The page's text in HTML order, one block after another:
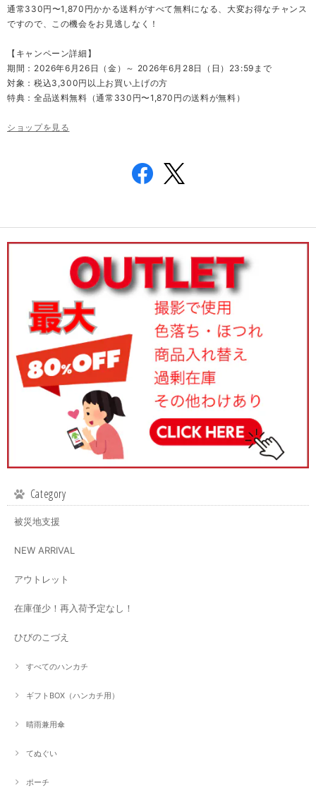
通常330円〜1,870円かかる送料がすべて無料になる、大変お得なチャンス
ですので、この機会をお見逃しなく！
【キャンペーン詳細】
期間：2026年6月26日（金）～ 2026年6月28日（日）23:59まで
対象：税込3,300円以上お買い上げの方
特典：全品送料無料（通常330円〜1,870円の送料が無料）
ショップを見る
Category
被災地支援
NEW ARRIVAL
アウトレット
在庫僅少！再入荷予定なし！
ひびのこづえ
すべてのハンカチ
ギフトBOX（ハンカチ用）
晴雨兼用傘
てぬぐい
ポーチ